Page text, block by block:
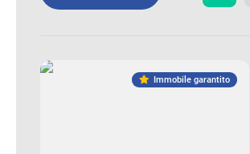
Immobile garantito